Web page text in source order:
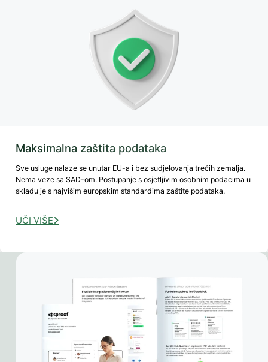
Maksimalna zaštita podataka
Sve usluge nalaze se unutar EU-a i bez sudjelovanja trećih zemalja.
Nema veze sa SAD-om. Postupanje s osjetljivim osobnim podacima u
skladu je s najvišim europskim standardima zaštite podataka.
UČI VIŠE